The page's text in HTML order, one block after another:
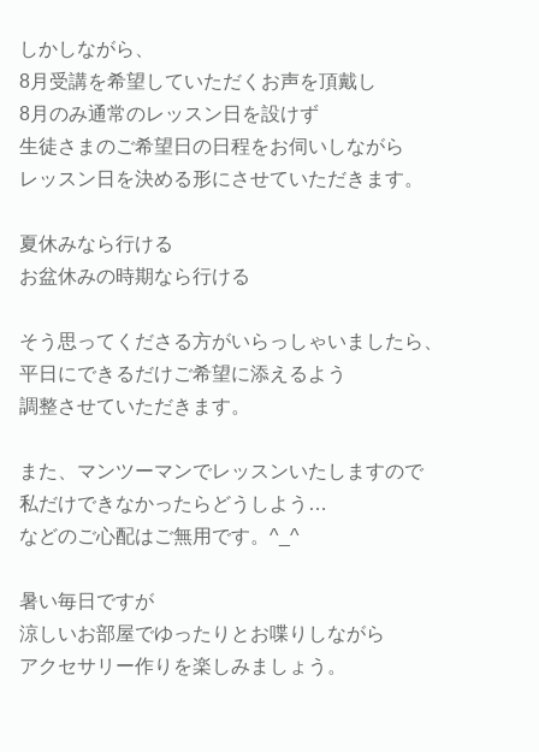
しかしながら、
8月受講を希望していただくお声を頂戴し
8月のみ通常のレッスン日を設けず
生徒さまのご希望日の日程をお伺いしながら
レッスン日を決める形にさせていただきます。
夏休みなら行ける
お盆休みの時期なら行ける
そう思ってくださる方がいらっしゃいましたら、
平日にできるだけご希望に添えるよう
調整させていただきます。
また、マンツーマンでレッスンいたしますので
私だけできなかったらどうしよう…
などのご心配はご無用です。^_^
暑い毎日ですが
涼しいお部屋でゆったりとお喋りしながら
アクセサリー作りを楽しみましょう。